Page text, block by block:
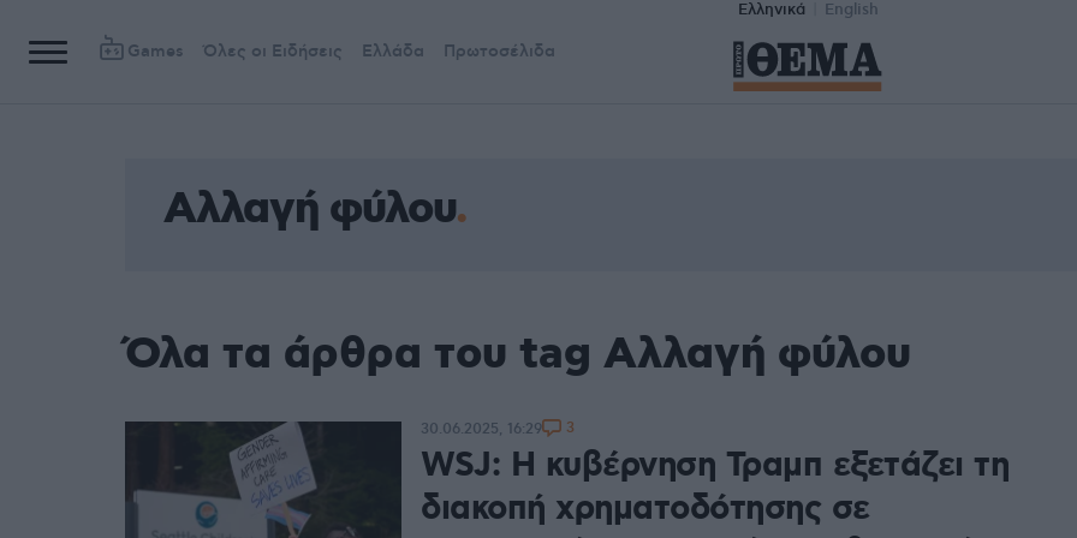
Ελληνικά English
Games Όλες οι Ειδήσεις Ελλάδα Πρωτοσέλιδα
Αλλαγή φύλου
Όλα τα άρθρα του tag Αλλαγή φύλου
WSJ: Η κυβέρνηση Τραμπ εξετάζει τη
διακοπή χρηματοδότησης σε
30.06.2025, 16:29 3